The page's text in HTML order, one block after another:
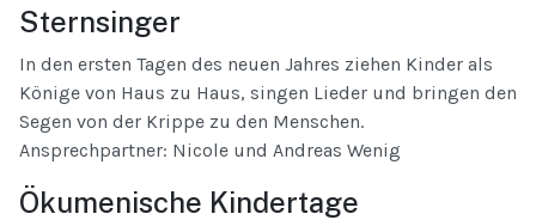
Sternsinger
In den ersten Tagen des neuen Jahres ziehen Kinder als
Könige von Haus zu Haus, singen Lieder und bringen den
Segen von der Krippe zu den Menschen.
Ansprechpartner: Nicole und Andreas Wenig
Ökumenische Kindertage